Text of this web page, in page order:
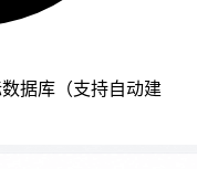
据库（支持自动建